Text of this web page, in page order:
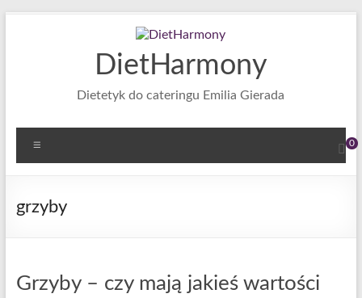
DietHarmony
Dietetyk do cateringu Emilia Gierada
0
grzyby
Grzyby – czy mają jakieś wartości